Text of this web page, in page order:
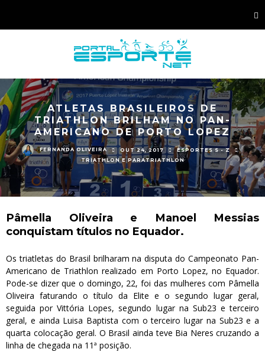
ATLETAS BRASILEIROS DE
TRIATHLON BRILHAM NO PAN-
AMERICANO DE PORTO LOPEZ
FERNANDA OLIVEIRA OUT 24, 2017
ESPORTES S - Z
TRIATHLON E PARATRIATHLON
Pâmella Oliveira e Manoel Messias
conquistam títulos no Equador.
Os triatletas do Brasil brilharam na disputa do Campeonato Pan-
Americano de Triathlon realizado em Porto Lopez, no Equador.
Pode-se dizer que o domingo, 22, foi das mulheres com Pâmella
Oliveira faturando o título da Elite e o segundo lugar geral,
seguida por Vittória Lopes, segundo lugar na Sub23 e terceiro
geral, e ainda Luisa Baptista com o terceiro lugar na Sub23 e a
quarta colocação geral. O Brasil ainda teve Bia Neres cruzando a
linha de chegada na 11ª posição.